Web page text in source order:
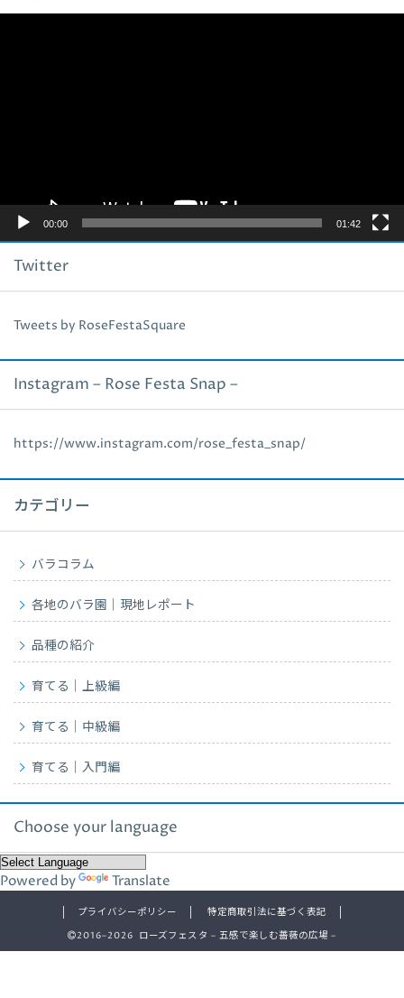
00:00 01:42
Twitter
Tweets by RoseFestaSquare
Instagram – Rose Festa Snap –
https://www.instagram.com/rose_festa_snap/
カテゴリー
バラコラム
各地のバラ園｜現地レポート
品種の紹介
育てる｜上級編
育てる｜中級編
育てる｜入門編
Choose your language
Powered by Translate
プライバシーポリシー
特定商取引法に基づく表記
2016–2026 ローズフェスタ – 五感で楽しむ薔薇の広場 –